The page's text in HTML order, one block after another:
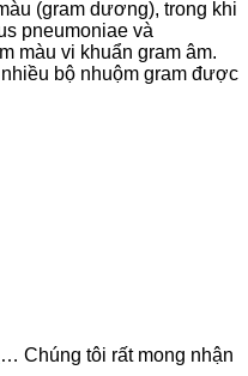
(gram dương), trong khi
pneumoniae và
màu vi khuẩn gram âm.
bộ nhuộm gram được
… Chúng tôi rất mong nhận